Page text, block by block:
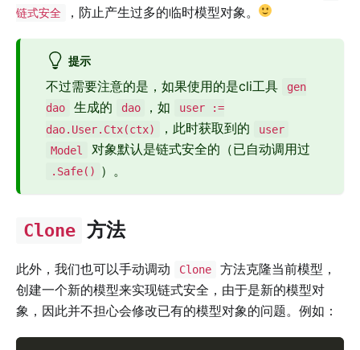
链式安全
，防止产生过多的临时模型对象。
提示
不过需要注意的是，如果使用的是cli工具
gen
dao
生成的 dao ，如
user :=
dao.User.Ctx(ctx)
，此时获取到的
user
Model
对象默认是链式安全的（已自动调用过
.Safe() ）。
Clone 方法
此外，我们也可以手动调动 Clone
方法克隆当前模型，
创建一个新的模型来实现链式安全，由于是新的模型对
象，因此并不担心会修改已有的模型对象的问题。例如：